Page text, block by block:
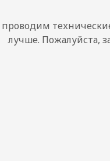
лучше. Пожалуйста,